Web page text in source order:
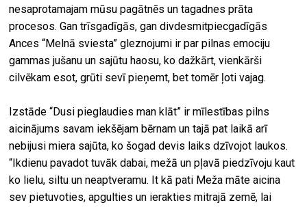
nesaprotamajam mūsu pagātnēs un tagadnes prāta
procesos. Gan trīsgadīgās, gan divdesmitpiecgadīgās
Ances “Melnā sviesta” gleznojumi ir par pilnas emociju
gammas jušanu un sajūtu haosu, ko dažkārt, vienkārši
cilvēkam esot, grūti sevī pieņemt, bet tomēr ļoti vajag.
Izstāde “Dusi pieglaudies man klāt” ir mīlestības pilns
aicinājums savam iekšējam bērnam un tajā pat laikā arī
nebijusi miera sajūta, ko šogad devis laiks dzīvojot laukos.
“Ikdienu pavadot tuvāk dabai, mežā un pļavā piedzīvoju kaut
ko lielu, siltu un neaptveramu. It kā pati Meža māte aicina
sev pietuvoties, apgulties un ierakties mitrajā zemē, lai